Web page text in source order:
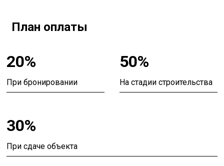
План оплаты
20%
При бронировании
50%
На стадии строительства
30%
При сдаче объекта